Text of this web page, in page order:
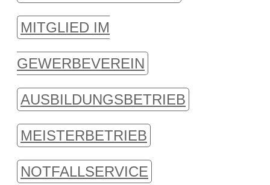
MITGLIED IM
GEWERBEVEREIN
AUSBILDUNGSBETRIEB
MEISTERBETRIEB
NOTFALLSERVICE